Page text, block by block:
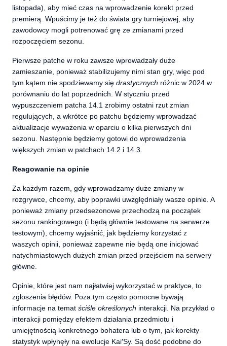
listopada), aby mieć czas na wprowadzenie korekt przed
premierą. Wpuścimy je też do świata gry turniejowej, aby
zawodowcy mogli potrenować grę ze zmianami przed
rozpoczęciem sezonu
Pierwsze patche w roku zawsze wprowadzały duże
zamieszanie, ponieważ stabilizujemy nimi stan gry, więc pod
tym kątem nie spodziewamy się drastycznych różnic w 2024 w
porównaniu do lat poprzednich. W styczniu przed
wypuszczeniem patcha 14.1 zrobimy ostatni rzut zmian
regulujących, a wkrótce po patchu będziemy wprowadzać
aktualizacje wyważenia w oparciu o kilka pierwszych dni
sezonu. Następnie będziemy gotowi do wprowadzenia
większych zmian w patchach 14.2 i 14.3.
Reagowanie na opinie
Za każdym razem, gdy wprowadzamy duże zmiany w
rozgrywce, chcemy, aby poprawki uwzględniały wasze opinie. A
ponieważ zmiany przedsezonowe przechodzą na początek
sezonu rankingowego (i będą głównie testowane na serwerze
testowym), chcemy wyjaśnić, jak będziemy korzystać z
waszych opinii, ponieważ zapewne nie będą one inicjować
natychmiastowych dużych zmian przed przejściem na serwery
główne.
Opinie, które jest nam najłatwiej wykorzystać w praktyce, to
zgłoszenia błędów. Poza tym często pomocne bywają
informacje na temat ściśle określonych interakcji. Na przykład o
interakcji pomiędzy efektem działania przedmiotu i
umiejętnością konkretnego bohatera lub o tym, jak korekty
statystyk wpłynęły na ewolucje Kai′Sy. Są dość podobne do